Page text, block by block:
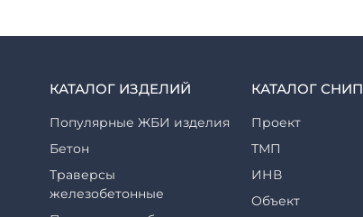
КАТАЛОГ ИЗДЕЛИЙ
Популярные ЖБИ изделия
Бетон
Траверсы
железобетонные
КАТАЛОГ СНИП
Проект
ТМП
ИНВ
Объект